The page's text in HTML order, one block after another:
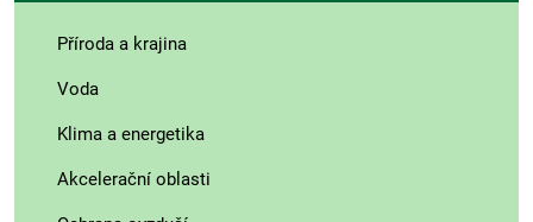
Příroda a krajina
Voda
Klima a energetika
Akcelerační oblasti